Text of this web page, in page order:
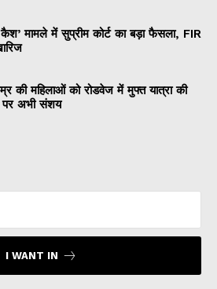
कैश’ मामले में सुप्रीम कोर्ट का बड़ा फैसला, FIR
की महिलाओं को रोडवेज में मुफ्त यात्रा की
पर अभी संशय
I WANT IN